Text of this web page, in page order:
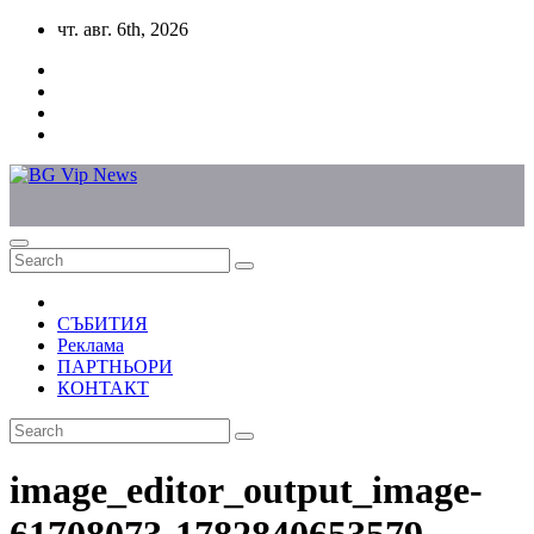
Skip
content
чт. авг. 6th, 2026
СЪБИТИЯ
Реклама
ПАРТНЬОРИ
КОНТАКТ
image_editor_output_image-